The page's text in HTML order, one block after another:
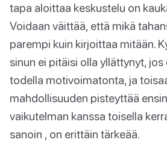
tapa aloittaa keskustelu on
Voidaan väittää, että mikä
parempi kuin kirjoittaa mitään.
sinun ei pitäisi olla yllättynyt,
todella motivoimatonta, ja
mahdollisuuden pisteyttää
vaikutelman kanssa toisella
sanoin , on erittäin tärkeää.